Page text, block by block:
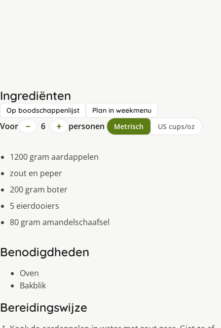
Ingrediënten
Op boodschappenlijst Plan in weekmenu
Voor − 6 + personen Metrisch US cups/oz
1200 gram aardappelen
zout en peper
200 gram boter
5 eierdooiers
80 gram amandelschaafsel
Benodigdheden
Oven
Bakblik
Bereidingswijze